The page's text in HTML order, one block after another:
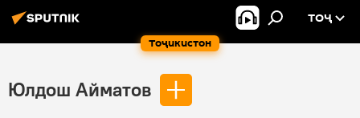
Тоҷикистон
ТОҶ
Юлдош Айматов